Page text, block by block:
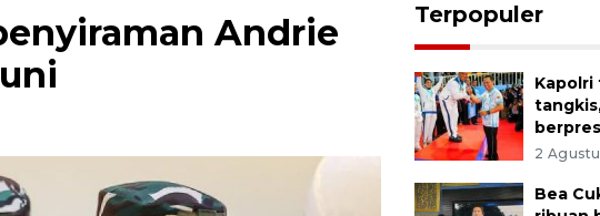
Andrie
Terpopuler
Kapolri
2
Bea